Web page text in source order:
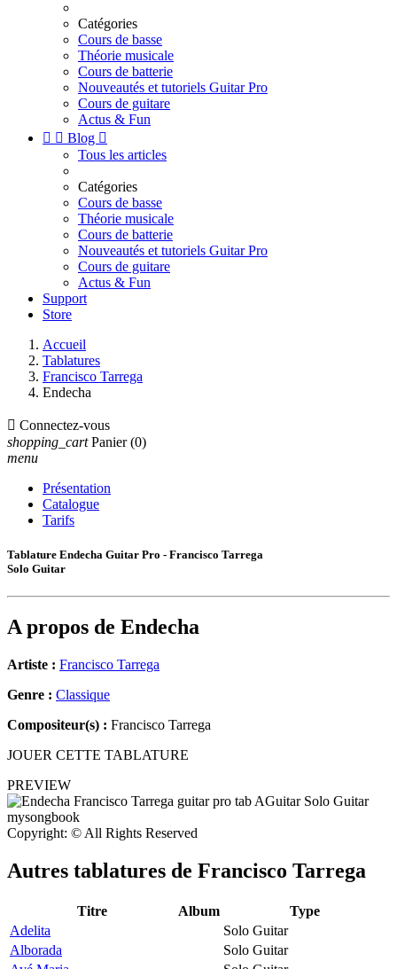
Catégories
Cours de basse
Théorie musicale
Cours de batterie
Nouveautés et tutoriels Guitar Pro
Cours de guitare
Actus & Fun
  Blog 
Tous les articles
Catégories
Cours de basse
Théorie musicale
Cours de batterie
Nouveautés et tutoriels Guitar Pro
Cours de guitare
Actus & Fun
Support
Store
Accueil
Tablatures
Francisco Tarrega
Endecha
 Connectez-vous
shopping_cart Panier (0)
menu
Présentation
Catalogue
Tarifs
Tablature Endecha Guitar Pro - Francisco Tarrega
Solo Guitar
A propos de Endecha
Artiste : Francisco Tarrega
Genre : Classique
Compositeur(s) : Francisco Tarrega
JOUER CETTE TABLATURE
PREVIEW
Copyright: © All Rights Reserved
Autres tablatures de Francisco Tarrega
Titre Album
Type
Adelita
Solo Guitar
Alborada
Solo Guitar